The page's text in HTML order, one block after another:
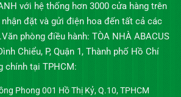
với hệ thống hơn 3000 cửa hàng trên
đặt và gửi điện hoa đến tất cả các
phòng điều hành: TÒA NHÀ ABACUS
Chiểu, P, Quận 1, Thành phố Hồ Chí
chính tại TPHCM:
Phong 001 Hồ Thị Kỷ, Q.10, TPHCM